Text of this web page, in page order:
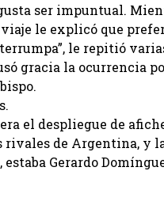
ser impuntual.
le explicó que
le repitió
gracia la ocurrencia
el despliegue de
rivales de Argentina, y
Gerardo